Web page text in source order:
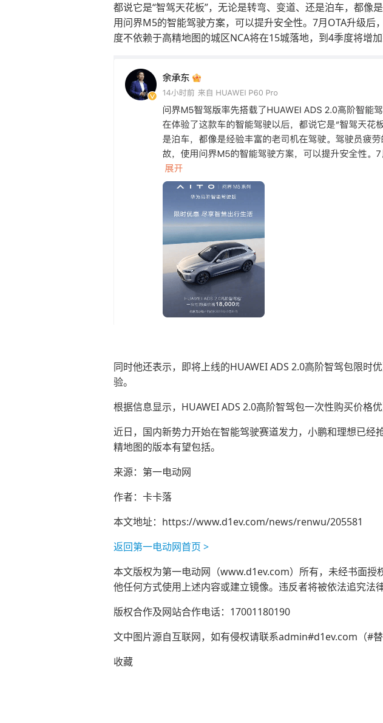
都说它是“智驾天花板”，无论是转弯、变道、还是泊车，都
用问界M5的智能驾驶方案，可以提升安全性。7月OTA升级
度不依赖于高精地图的城区NCA将在15城落地，到4季度将增
同时他还表示，即将上线的HUAWEI ADS 2.0高阶智驾包限
验。
根据信息显示，HUAWEI ADS 2.0高阶智驾包一次性购买价格
近日，国内新势力开始在智能驾驶赛道发力，小鹏和理想已
精地图的版本有望包括。
来源：第一电动网
作者：卡卡落
本文地址： https://www.d1ev.com/news/renwu/205581
返回第一电动网首页 >
本文版权为第一电动网（www.d1ev.com）所有，未经书面
他任何方式使用上述内容或建立镜像。违反者将被依法追究法律
版权合作及网站合作电话：17001180190
文中图片源自互联网，如有侵权请联系admin#d1ev.com（#替
收藏